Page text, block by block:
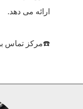
ارائه می دهد.
☎️مرکز تماس بوش